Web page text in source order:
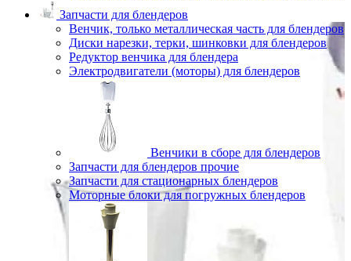
Запчасти для блендеров
Венчик, только металлическая часть для блендеров
Диски нарезки, терки, шинковки для блендеров
Редуктор венчика для блендера
Электродвигатели (моторы) для блендеров
Венчики в сборе для блендеров
Запчасти для блендеров прочие
Запчасти для стационарных блендеров
Моторные блоки для погружных блендеров